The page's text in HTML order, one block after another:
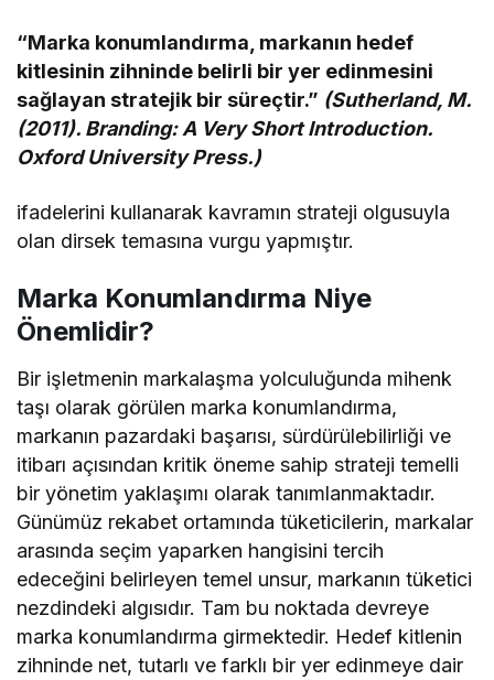
“Marka konumlandırma, markanın hedef
kitlesinin zihninde belirli bir yer edinmesini
sağlayan stratejik bir süreçtir.” (Sutherland, M.
(2011). Branding: A Very Short Introduction.
Oxford University Press.)
ifadelerini kullanarak kavramın strateji olgusuyla
olan dirsek temasına vurgu yapmıştır.
Marka Konumlandırma Niye
Önemlidir?
Bir işletmenin markalaşma yolculuğunda mihenk
taşı olarak görülen marka konumlandırma,
markanın pazardaki başarısı, sürdürülebilirliği ve
itibarı açısından kritik öneme sahip strateji temelli
bir yönetim yaklaşımı olarak tanımlanmaktadır.
Günümüz rekabet ortamında tüketicilerin, markalar
arasında seçim yaparken hangisini tercih
edeceğini belirleyen temel unsur, markanın tüketici
nezdindeki algısıdır. Tam bu noktada devreye
marka konumlandırma girmektedir. Hedef kitlenin
zihninde net, tutarlı ve farklı bir yer edinmeye dair